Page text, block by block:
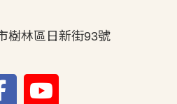
樹林區日新街93號